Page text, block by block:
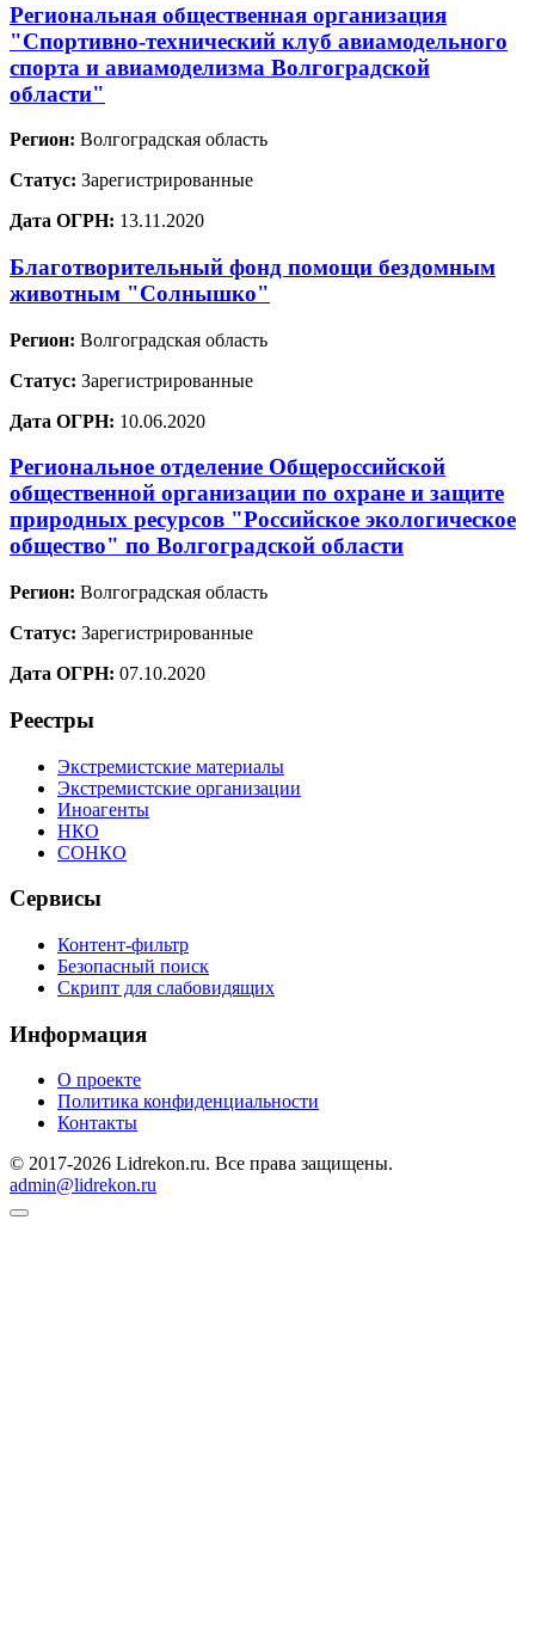
Региональная общественная организация
"Спортивно-технический клуб авиамодельного
спорта и авиамоделизма Волгоградской
области"
Регион: Волгоградская область
Статус: Зарегистрированные
Дата ОГРН: 13.11.2020
Благотворительный фонд помощи бездомным
животным "Солнышко"
Регион: Волгоградская область
Статус: Зарегистрированные
Дата ОГРН: 10.06.2020
Региональное отделение Общероссийской
общественной организации по охране и защите
природных ресурсов "Российское экологическое
общество" по Волгоградской области
Регион: Волгоградская область
Статус: Зарегистрированные
Дата ОГРН: 07.10.2020
Реестры
Экстремистские материалы
Экстремистские организации
Иноагенты
НКО
СОНКО
Сервисы
Контент-фильтр
Безопасный поиск
Скрипт для слабовидящих
Информация
О проекте
Политика конфиденциальности
Контакты
© 2017-2026 Lidrekon.ru. Все права защищены.
admin@lidrekon.ru